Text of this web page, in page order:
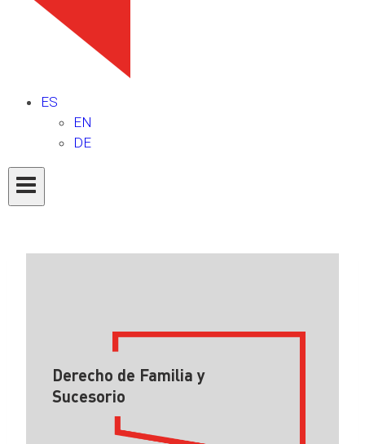
ES
EN
DE
Derecho de Familia y
Sucesorio